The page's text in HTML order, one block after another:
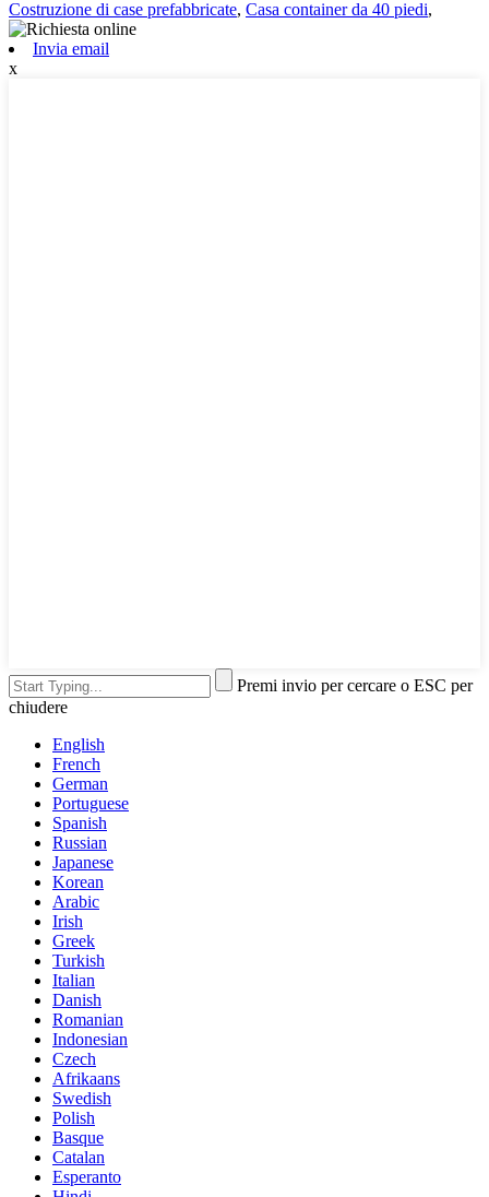
Costruzione di case prefabbricate, Casa container da 40 piedi,
Invia email
x
Premi invio per cercare o ESC per
chiudere
English
French
German
Portuguese
Spanish
Russian
Japanese
Korean
Arabic
Irish
Greek
Turkish
Italian
Danish
Romanian
Indonesian
Czech
Afrikaans
Swedish
Polish
Basque
Catalan
Esperanto